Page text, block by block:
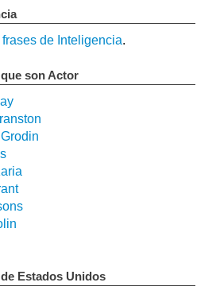
frases de Inteligencia.
son Actor
Estados Unidos